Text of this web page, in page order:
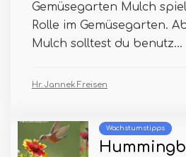
Gemüsegarten Mulch
Rolle im Gemüsegarten.
Mulch solltest du benutz...
Hr. Jannek Freisen
Wachstumstipps